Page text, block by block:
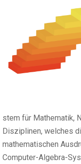
stem für Mathematik,
Disziplinen, welches
mathematischen
Computer-Algebra-